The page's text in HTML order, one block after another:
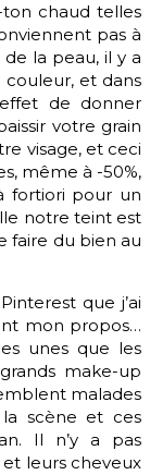
chaud telles
pas à
la peau, il y a
couleur, et dans
de donner
votre grain
visage, et ceci
même à -50%,
fortiori pour un
notre teint est
faire du bien au
que j’ai
mon propos…
unes que les
make-up
malades
scène et ces
Il n’y a pas
leurs cheveux